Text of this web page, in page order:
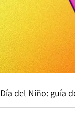
Día del Niño: guía